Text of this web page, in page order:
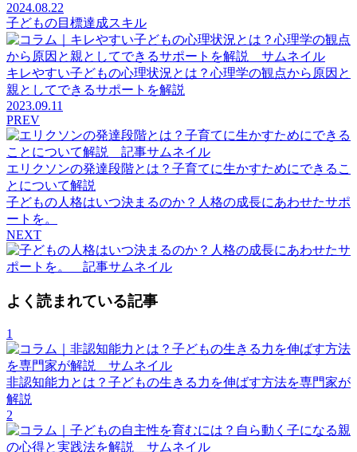
2024.08.22
子どもの目標達成スキル
キレやすい子どもの心理状況とは？心理学の観点から原因と
親としてできるサポートを解説
2023.09.11
PREV
エリクソンの発達段階とは？子育てに生かすためにできるこ
とについて解説
子どもの人格はいつ決まるのか？人格の成長にあわせたサポ
ートを。
NEXT
よく読まれている記事
1
非認知能力とは？子どもの生きる力を伸ばす方法を専門家が
解説
2